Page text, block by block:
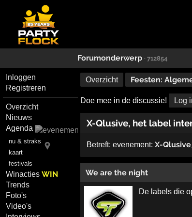
Forumonderwerp · 712854
Inloggen
Registreren
Overzicht
Nieuws
Agenda
nu & straks
kaart
festivals
WinactiesWIN
Trends
Foto's
Video's
Overzicht Feesten:
Doe mee in de discussie! Log
X-Qlusive, het label
Betreft: evenement: X-Qlusive,
We are the night
De labels die